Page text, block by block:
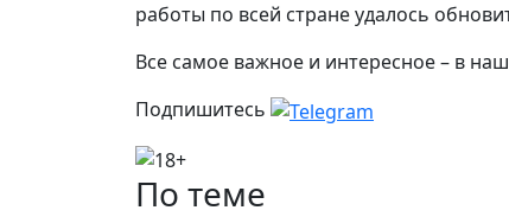
работы по всей стране удалось
Все самое важное и интересное – в
Подпишитесь
По теме